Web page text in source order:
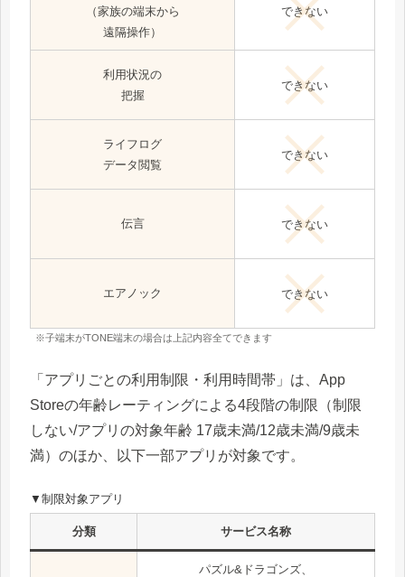
（家族の端末から
遠隔操作）
できない
利用状況の
把握
できない
ライフログ
データ閲覧
できない
伝言 できない
エアノック できない
※子端末がTONE端末の場合は上記内容全てできます
「アプリごとの利用制限・利用時間帯」は、App
Storeの年齢レーティングによる4段階の制限（制限
しない/アプリの対象年齢 17歳未満/12歳未満/9歳未
満）のほか、以下一部アプリが対象です。
▼制限対象アプリ
分類 サービス名称
パズル&ドラゴンズ、